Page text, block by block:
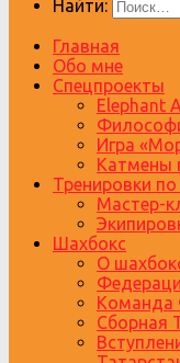
Найти:
Главная
Обо мне
Спецпроекты
Elephant
Игра
Катмены
Тренировки по
Мастер-
Шахбокс
О
Команда
Сборная